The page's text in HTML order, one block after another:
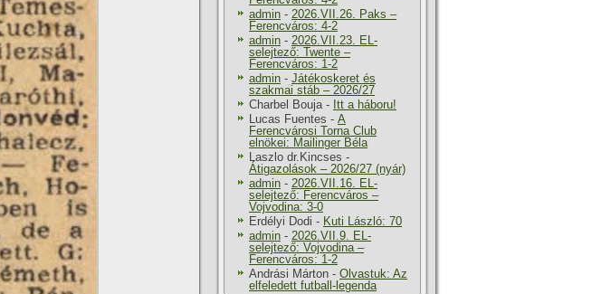
admin - 2026.VII.26. Paks –
Ferencváros: 4-2
admin - 2026.VII.23. EL-
selejtező: Twente –
Ferencváros: 1-2
admin - Játékoskeret és
szakmai stáb – 2026/27
Charbel Bouja- Itt a háboru!
Lucas Fuentes - A
Ferencvárosi Torna Club
elnökei: Mailinger Béla
Laszlo dr.Kincses -
Átigazolások – 2026/27 (nyár)
admin - 2026.VII.16. EL-
selejtező: Ferencváros –
Vojvodina: 3-0
Erdélyi Dodi - Kuti László: 70
admin - 2026.VII.9. EL-
selejtező: Vojvodina –
Ferencváros: 1-2
Andrási Márton - Olvastuk: Az
elfeledett futball-legenda